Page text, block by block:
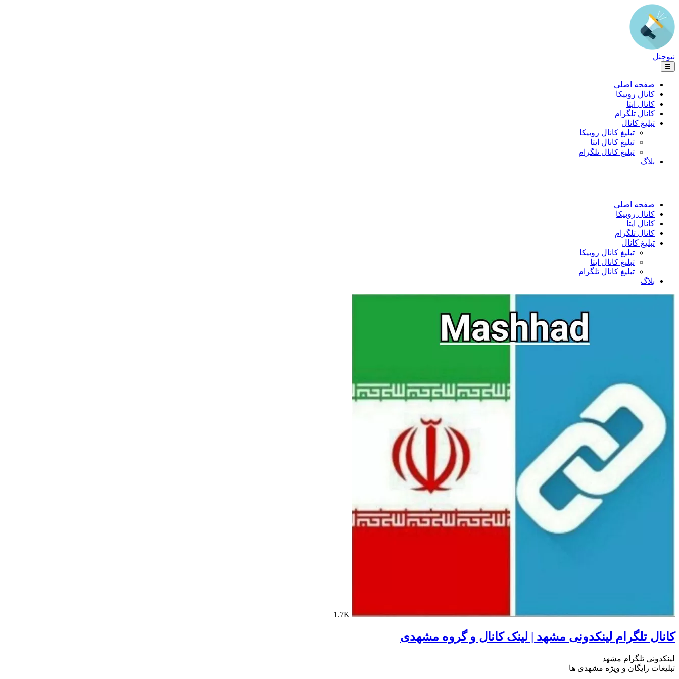
نیوچنل
☰
صفحه اصلی
کانال روبیکا
کانال ایتا
کانال تلگرام
تبلیغ کانال
تبلیغ کانال روبیکا
تبلیغ کانال ایتا
تبلیغ کانال تلگرام
بلاگ
صفحه اصلی
کانال روبیکا
کانال ایتا
کانال تلگرام
تبلیغ کانال
تبلیغ کانال روبیکا
تبلیغ کانال ایتا
تبلیغ کانال تلگرام
بلاگ
1.7K
کانال تلگرام لینکدونی مشهد | لینک کانال و گروه مشهدی
لینکدونی تلگرام مشهد
تبلیغات رایگان و ویژه مشهدی ها